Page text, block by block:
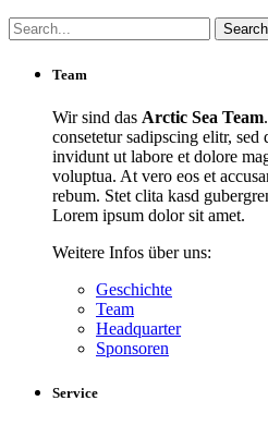
Team
Wir sind das Arctic Sea Team
consetetur sadipscing elitr,
invidunt ut labore et dolore
voluptua. At vero eos et
rebum. Stet clita kasd
Lorem ipsum dolor sit amet.
Weitere Infos über uns:
Geschichte
Team
Headquarter
Sponsoren
Service